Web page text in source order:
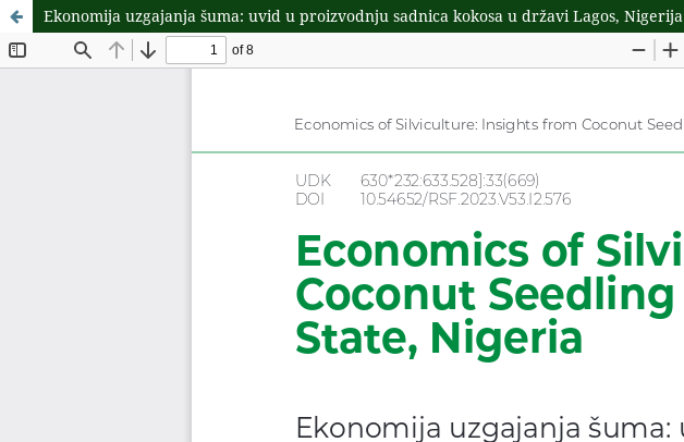
Ekonomija uzgajanja šuma: uvid u proizvodnju sadnica kokosa u državi Lagos, Nigerija